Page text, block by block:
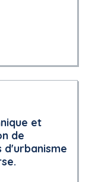
et
de